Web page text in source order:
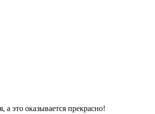
а это оказывается прекрасно!